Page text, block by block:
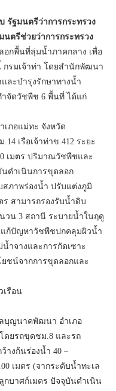
รัฐมนตรีว่าการกระทรวง
นตรีช่วยว่าการกระทรวง
อกพื้นที่ลุ่มน้ำภาคกลาง เพื่อ
กรมเจ้าท่า โดยสำนักพัฒนา
ละบำรุงรักษาทางน้ำ
จัดวัชพืช 6 พื้นที่ ได้แก่
เภอแม่ทะ จังหวัด
เรือเจ้าท่าข.412 ระยะ
เมตร ปริมาณวัชพืชและ
นดำเนินการขุดลอก
สภาพร่องน้ำ ปรับแต่งภูมิ
ร สามารถรองรับน้ำดิบ
วน 3 สถานี ระบายน้ำในฤดู
ก้ปัญหาวัชพืชปกคลุมผิวน้ำ
ำจางและการกัดเซาะ
ชน์จากการขุดลอกและ
เรือน
บุญนาคพัฒนา อำเภอ
ดยรถขุดชม.8 และรถ
างก้นร่องน้ำ 40 –
เมตร (จากระดับน้ำทะเล
กบาศก์เมตร ปัจจุบันดำเนิน